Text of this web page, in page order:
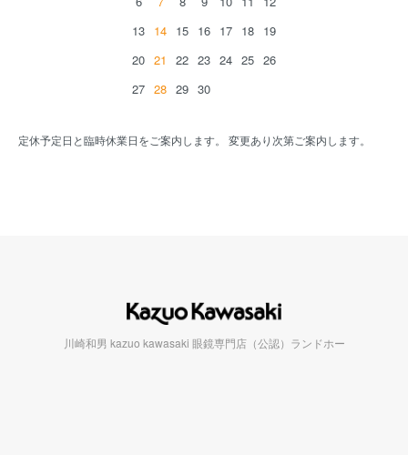
13 14 15 16 17 18 19
20 21 22 23 24 25 26
27 28 29 30
定休予定日と臨時休業日をご案内します。 変更あり次第ご案内します。
川崎和男 kazuo kawasaki 眼鏡専門店（公認）ランドホー